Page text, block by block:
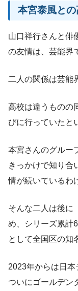
本宮泰風と
山口祥行さんと俳
の友情は、芸能界
二人の関係は芸能
高校は違うものの
びに行っていたと
本宮さんのグルー
きっかけで知り合
情が続いているわ
そんな二人は後に
め、シリーズ累計
として全国区の知
2023年からは日本
ついにゴールデン